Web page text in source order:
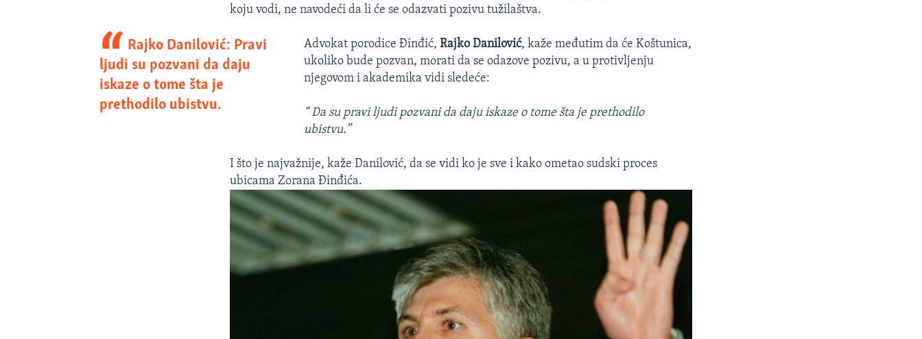
koju vodi, ne navodeći da li će se odazvati pozivu tužilaštva.
Rajko Danilović: Pravi
ljudi su pozvani da daju
iskaze o tome šta je
prethodilo ubistvu.
Advokat porodice Đinđić, Rajko Danilović, kaže međutim da će Koštunica,
ukoliko bude pozvan, morati da se odazove pozivu, a u protivljenju
njegovom i akademika vidi sledeće:
“ Da su pravi ljudi pozvani da daju iskaze o tome šta je prethodilo
ubistvu.”
I što je najvažnije, kaže Danilović, da se vidi ko je sve i kako ometao sudski proces
ubicama Zorana Đinđića.